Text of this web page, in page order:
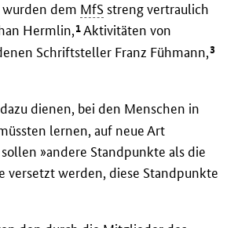
dem MfSstreng vertraulich
Hermlin,1Aktivitäten von
Schriftsteller Franz Fühmann,3
dazu dienen, bei den Menschen in
lernen, auf neue Art
»andere Standpunkte als die
versetzt werden, diese Standpunkte